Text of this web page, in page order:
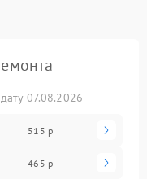
07.08.2026
515 р
465 р